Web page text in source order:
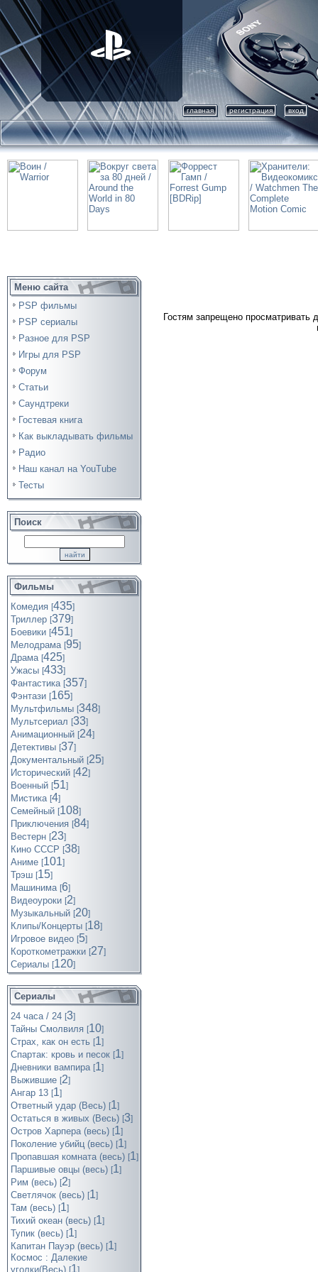
главная регистрация вход
Меню сайта
PSP фильмы
PSP сериалы
Разное для PSP
Игры для PSP
Форум
Статьи
Саундтреки
Гостевая книга
Как выкладывать фильмы
Радио
Наш канал на YouTube
Тесты
Поиск
Фильмы
Комедия [435]
Триллер [379]
Боевики [451]
Мелодрама [95]
Драма [425]
Ужасы [433]
Фантастика [357]
Фэнтази [165]
Мультфильмы [348]
Мультсериал [33]
Анимационный [24]
Детективы [37]
Документальный [25]
Исторический [42]
Военный [51]
Мистика [4]
Семейный [108]
Приключения [84]
Вестерн [23]
Кино СССР [38]
Аниме [101]
Трэш [15]
Машинима [6]
Видеоуроки [2]
Музыкальный [20]
Клипы/Концерты [18]
Игровое видео [5]
Короткометражки [27]
Cериалы [120]
Сериалы
24 часа / 24 [3]
Тайны Смолвиля [10]
Страх, как он есть [1]
Спартак: кровь и песок [1]
Дневники вампира [1]
Выжившие [2]
Ангар 13 [1]
Ответный удар (Весь) [1]
Остаться в живых (Весь) [3]
Остров Харпера (весь) [1]
Поколение убийц (весь) [1]
Пропавшая комната (весь) [1]
Паршивые овцы (весь) [1]
Рим (весь) [2]
Светлячок (весь) [1]
Там (весь) [1]
Тихий океан (весь) [1]
Тупик (весь) [1]
Капитан Пауэр (весь) [1]
Космос : Далекие
уголки(Весь) [1]
Гостям запрещено просматривать